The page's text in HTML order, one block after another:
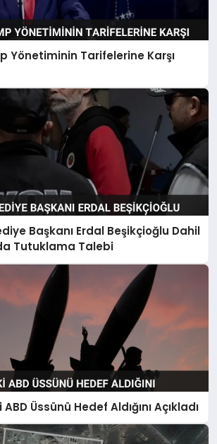
Yönetiminin Tarifelerine Karşı
Başkanı Erdal Beşikçioğlu Dahil
Tutuklama Talebi
Üssünü Hedef Aldığını Açıkladı